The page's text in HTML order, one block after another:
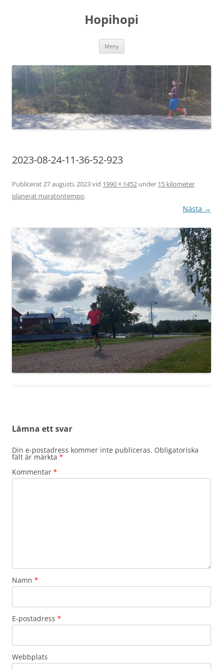
Hopihopi
Meny
2023-08-24-11-36-52-923
Publicerat 27 augusti, 2023vid 1990 × 1452 under 15 kilometer
planerat maratontempo.
Nästa →
Lämna ett svar
Din e-postadress kommer inte publiceras. Obligatoriska
fält är märkta *
Kommentar *
Namn *
E-postadress *
Webbplats